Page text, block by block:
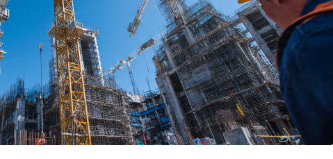
fue hallado
y en estado
En Principal
Emjay impulsa el ‘pop pesado’:
la cantante mexicana quiere
abrir camino a una nueva